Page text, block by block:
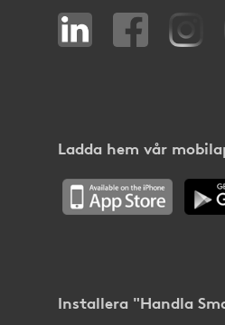
Ladda hem vår
Installera "Handla